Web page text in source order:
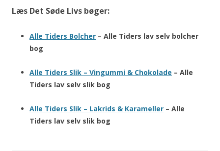
Læs Det Søde Livs bøger:
Alle Tiders Bolcher – Alle Tiders lav selv bolcher
bog
Alle Tiders Slik – Vingummi & Chokolade – Alle
Tiders lav selv slik bog
Alle Tiders Slik – Lakrids & Karameller – Alle
Tiders lav selv slik bog